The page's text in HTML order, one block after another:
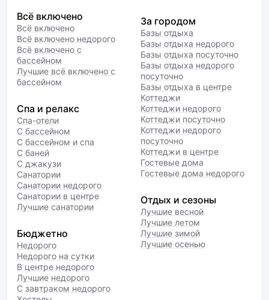
Всё включено
Всё включено
Всё включено недорого
Всё включено с
бассейном
Лучшие всё включено с
бассейном
Спа и релакс
Спа-отели
С бассейном
С бассейном и спа
С баней
С джакузи
Санатории
Санатории недорого
Санатории в центре
Лучшие санатории
Бюджетно
Недорого
Недорого на сутки
В центре недорого
Лучшие недорого
С завтраком недорого
За городом
Базы отдыха
Базы отдыха недорого
Базы отдыха посуточно
Базы отдыха недорого
посуточно
Базы отдыха в центре
Коттеджи
Коттеджи недорого
Коттеджи посуточно
Коттеджи недорого
посуточно
Коттеджи в центре
Гостевые дома
Гостевые дома недорого
Отдых и сезоны
Лучшие весной
Лучшие летом
Лучшие зимой
Лучшие осенью